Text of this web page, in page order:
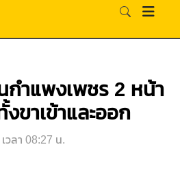
ำแพงเพชร 2 หน้า
ขาเข้าและออก
วลา 08:27 น.